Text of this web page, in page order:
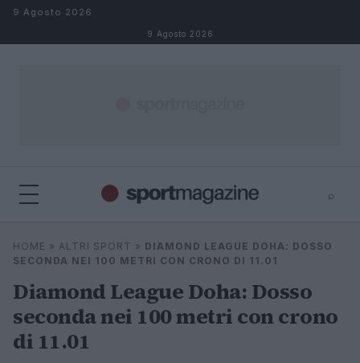
Salta al contenuto
9 Agosto 2026
9 Agosto 2026
⌕
Cerca
⌕
HOME » ALTRI SPORT » DIAMOND LEAGUE DOHA: DOSSO
SECONDA NEI 100 METRI CON CRONO DI 11.01
Diamond League Doha: Dosso
seconda nei 100 metri con crono
di 11.01